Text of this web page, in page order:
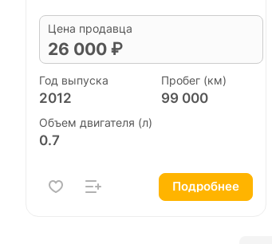
Цена продавца
26 000 ₽
Год выпуска
2012
Пробег (км)
99 000
Объем двигателя (л)
0.7
Подробнее